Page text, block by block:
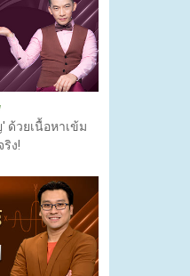
ด้วยเนื้อหาเข้ม
ง!